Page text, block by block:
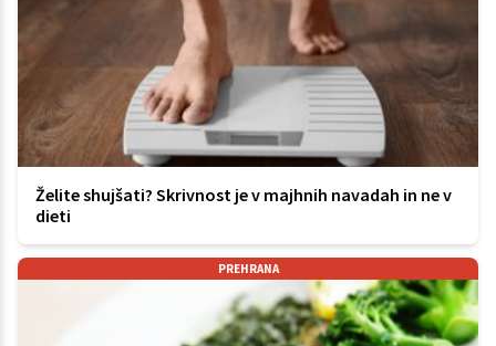
Želite shujšati? Skrivnost je v majhnih navadah in ne v
dieti
PREHRANA